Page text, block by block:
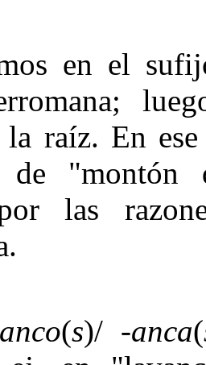
en el
la raíz. En
de
las
anco(s)/ -anca(